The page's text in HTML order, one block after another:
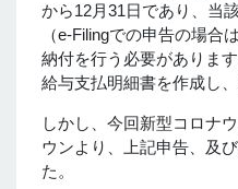
から12月31日であり、当
（e-Filingでの申告の場合
納付を行う必要がありま
給与支払明細書を作成し、
しかし、今回新型コロナ
ウンより、上記申告、及
た。